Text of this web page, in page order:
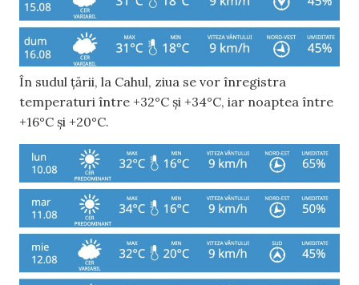
În sudul țării, la Cahul, ziua se vor înregistra
temperaturi între +32°C și +34°C, iar noaptea între
+16°C și +20°C.